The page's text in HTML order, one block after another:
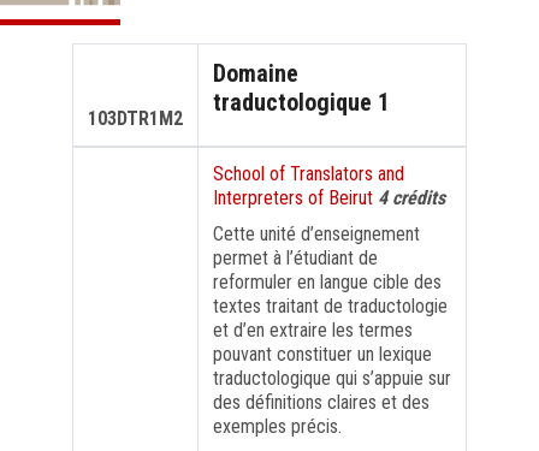
RECHERCHE
INTERNATIONAL
FORMATION PROFESSIONNELLE
103DTR1M2
Domaine
traductologique 1
School of Translators and
Interpreters of Beirut 4 crédits
Cette unité d’enseignement
permet à l’étudiant de
reformuler en langue cible des
textes traitant de traductologie
et d’en extraire les termes
pouvant constituer un lexique
traductologique qui s’appuie sur
des définitions claires et des
exemples précis.